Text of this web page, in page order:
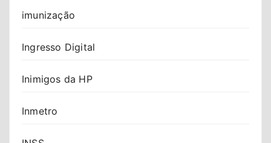
imunização
Ingresso Digital
Inimigos da HP
Inmetro